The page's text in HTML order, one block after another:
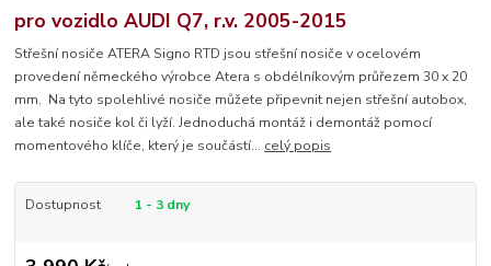
pro vozidlo AUDI Q7, r.v. 2005-2015
Střešní nosiče ATERA Signo RTD jsou střešní nosiče v ocelovém
provedení německého výrobce Atera s obdélníkovým průřezem 30 x 20
mm. Na tyto spolehlivé nosiče můžete připevnit nejen střešní autobox,
ale také nosiče kol či lyží. Jednoduchá montáž i demontáž pomocí
momentového klíče, který je součástí... celý popis
Dostupnost 1 - 3 dny